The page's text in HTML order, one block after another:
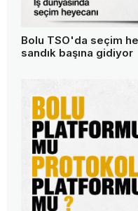
Bolu TSO'da seçim
sandık başına gidiyor